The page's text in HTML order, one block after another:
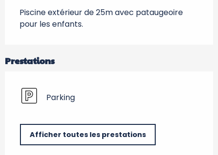
Piscine extérieur de 25m avec pataugeoire
pour les enfants.
Prestations
Parking
Afficher toutes les prestations